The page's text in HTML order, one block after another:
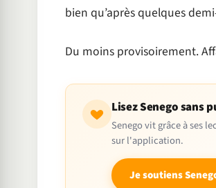
bien qu’après quelques
Du moins provisoirement.
Lisez Senego sans
Senego vit grâce à ses
sur l'application.
Je soutiens